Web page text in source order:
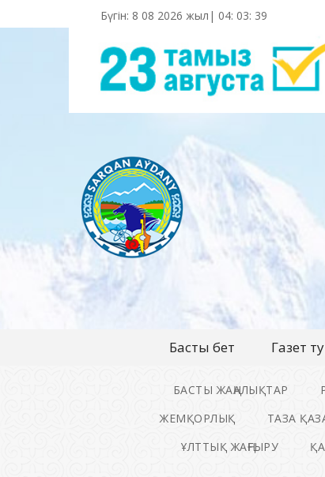
Бүгін: 8 08 2026 жыл| 04: 03: 40
Басты бет Газет
БАСТЫ ЖАҢАЛЫҚТАР
ЖЕМҚОРЛЫҚ
ТАЗА
ҰЛТТЫҚ ЖАҢҒЫРУ